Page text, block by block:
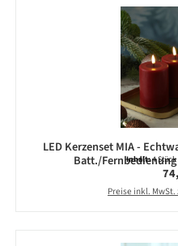
LED Kerzenset MIA -
Batt./
Inhalt:4 Stück
Preise inkl.